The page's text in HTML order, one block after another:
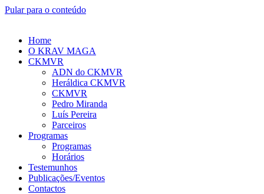
Pular para o conteúdo
Home
O KRAV MAGA
CKMVR
ADN do CKMVR
Heráldica CKMVR
CKMVR
Pedro Miranda
Luís Pereira
Parceiros
Programas
Programas
Horários
Testemunhos
Publicações/Eventos
Contactos